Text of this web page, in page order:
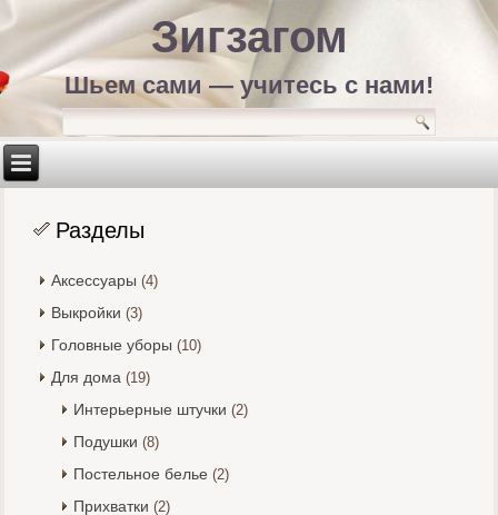
Зигзагом
Шьем сами — учитесь с нами!
Разделы
Аксессуары (4)
Выкройки (3)
Головные уборы (10)
Для дома (19)
Интерьерные штучки (2)
Подушки (8)
Постельное белье (2)
Прихватки (2)